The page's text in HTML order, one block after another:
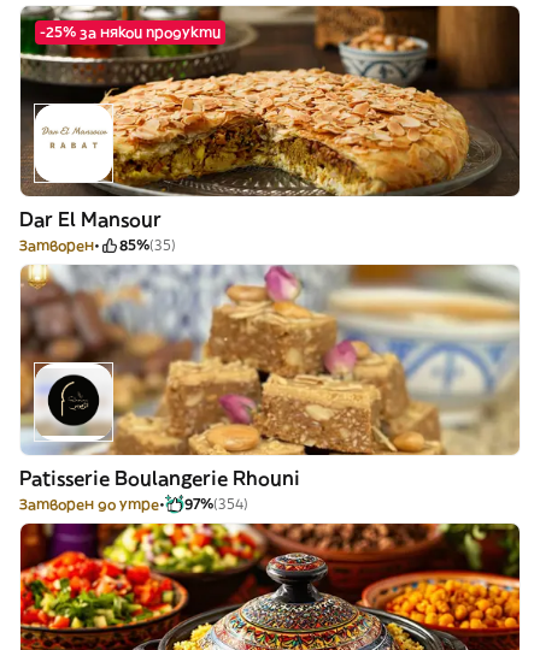
-25% за някои продукти
Dar El Mansour
Затворен 85%(35)
Patisserie Boulangerie Rhouni
Затворен до утре 97%(354)